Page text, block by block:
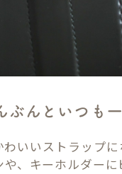
ぶんといつも一
いいストラップ
、キーホルダーに